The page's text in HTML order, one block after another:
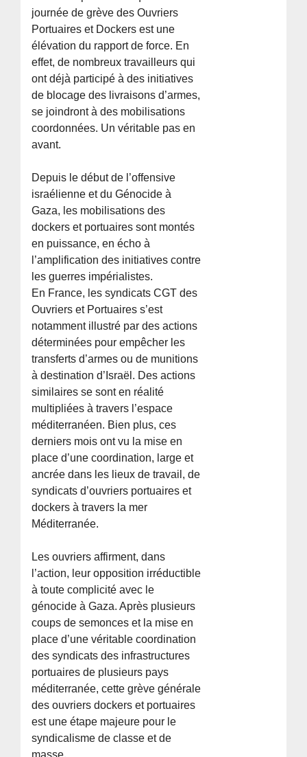
journée de grève des Ouvriers
Portuaires et Dockers est une
élévation du rapport de force. En
effet, de nombreux travailleurs qui
ont déjà participé à des initiatives
de blocage des livraisons d’armes,
se joindront à des mobilisations
coordonnées. Un véritable pas en
avant.
Depuis le début de l’offensive
israélienne et du Génocide à
Gaza, les mobilisations des
dockers et portuaires sont montés
en puissance, en écho à
l’amplification des initiatives contre
les guerres impérialistes.
En France, les syndicats CGT des
Ouvriers et Portuaires s’est
notamment illustré par des actions
déterminées pour empêcher les
transferts d’armes ou de munitions
à destination d’Israël. Des actions
similaires se sont en réalité
multipliées à travers l’espace
méditerranéen. Bien plus, ces
derniers mois ont vu la mise en
place d’une coordination, large et
ancrée dans les lieux de travail, de
syndicats d’ouvriers portuaires et
dockers à travers la mer
Méditerranée.
Les ouvriers affirment, dans
l’action, leur opposition irréductible
à toute complicité avec le
génocide à Gaza. Après plusieurs
coups de semonces et la mise en
place d’une véritable coordination
des syndicats des infrastructures
portuaires de plusieurs pays
méditerranée, cette grève générale
des ouvriers dockers et portuaires
est une étape majeure pour le
syndicalisme de classe et de
masse.